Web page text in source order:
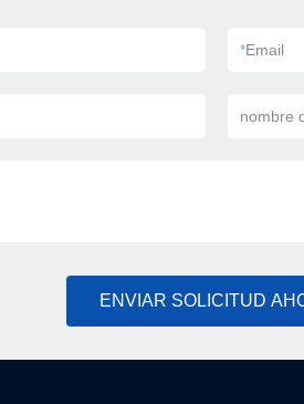
*Email
nombre
ENVIAR SOLICITUD